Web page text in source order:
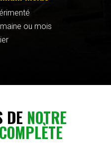
ou mois
DE NOTRE